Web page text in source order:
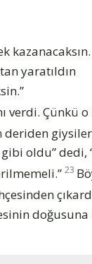
kazanacaksın.
yaratıldın
verdi. Çünkü
deriden
oldu” dedi,
23